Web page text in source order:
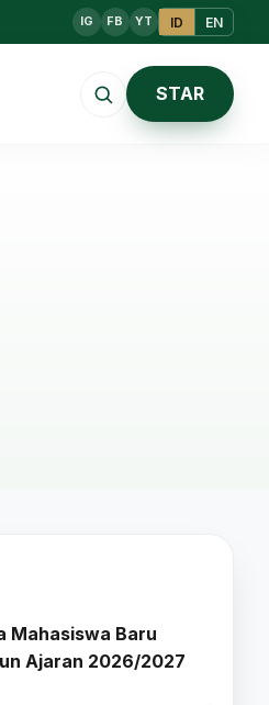
IG FB YT ID EN
STAR
Mahasiswa Baru
Ajaran 2026/2027